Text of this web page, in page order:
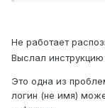
Не работает
Выслал инструкцию
Это одна из
логин (не имя)